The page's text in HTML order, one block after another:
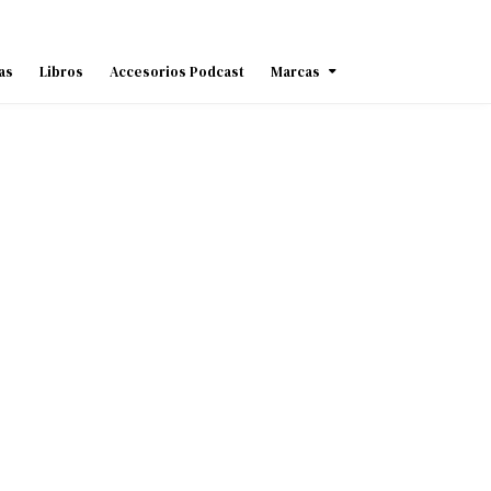
Libros Accesorios Podcast Marcas